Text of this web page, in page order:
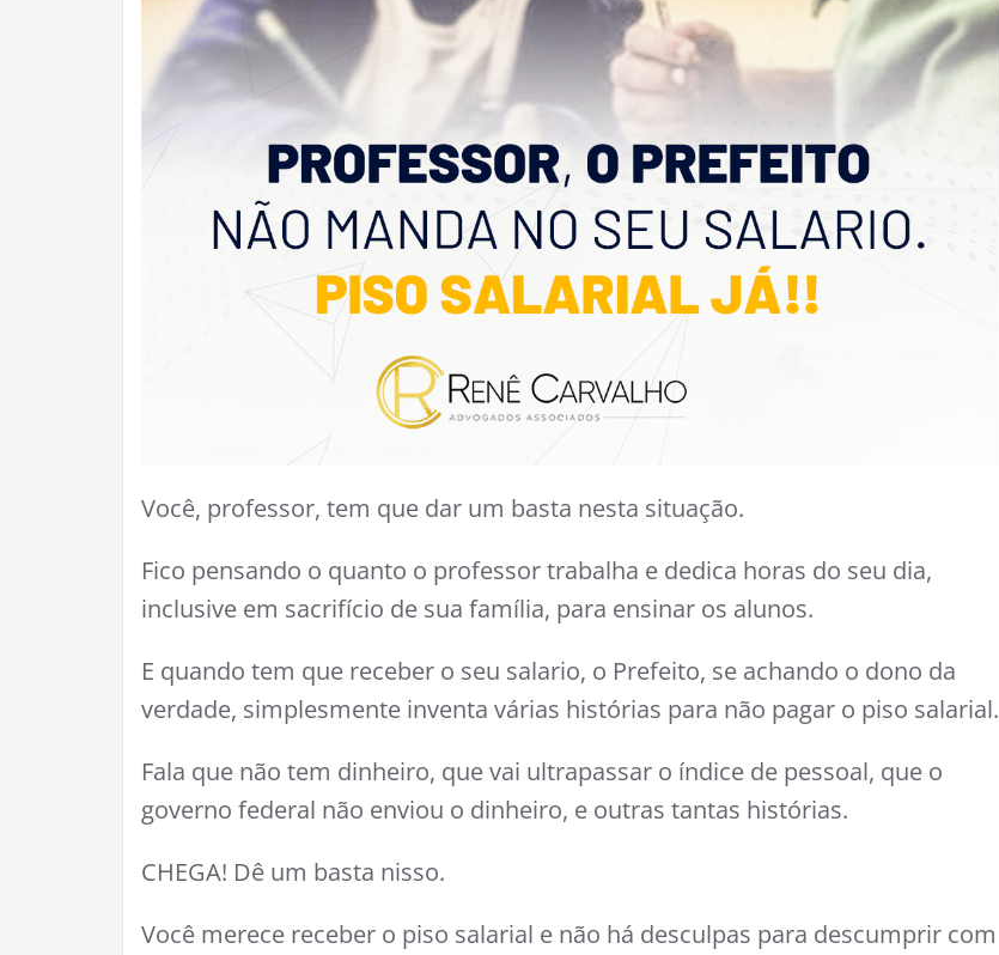
Você, professor, tem que dar um basta nesta situação.
Fico pensando o quanto o professor trabalha e dedica horas do seu dia,
inclusive em sacrifício de sua família, para ensinar os alunos.
E quando tem que receber o seu salario, o Prefeito, se achando o dono da
verdade, simplesmente inventa várias histórias para não pagar o piso salarial.
Fala que não tem dinheiro, que vai ultrapassar o índice de pessoal, que o
governo federal não enviou o dinheiro, e outras tantas histórias.
CHEGA! Dê um basta nisso.
Você merece receber o piso salarial e não há desculpas para descumprir com